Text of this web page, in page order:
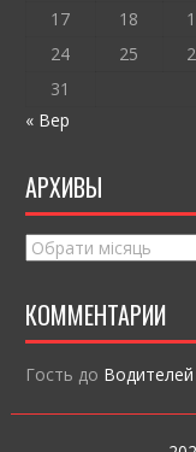
17
18
24
25
31
« Вер
АРХИВЫ
Архивы
КОММЕНТАРИИ
Гость до